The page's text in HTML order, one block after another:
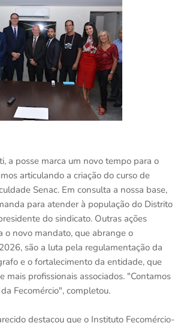
a posse marca um novo tempo para o
articulando a criação do curso de
Senac. Em consulta a nossa base,
para atender à população do Distrito
do sindicato. Outras ações
o novo mandato, que abrange o
são a luta pela regulamentação da
e o fortalecimento da entidade, que
mais profissionais associados. "Contamos
Fecomércio", completou.
destacou que o Instituto Fecomércio-